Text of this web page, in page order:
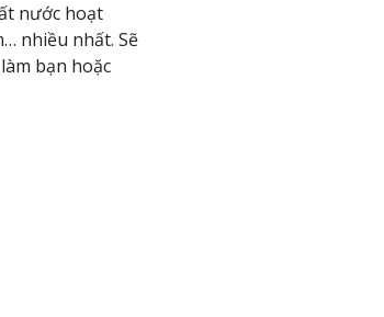
nước hoạt
nhiều nhất. Sẽ
bạn hoặc